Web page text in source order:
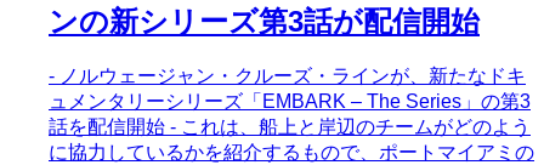
ンの新シリーズ第3話が配信開始
- ノルウェージャン・クルーズ・ラインが、新たなドキ
ュメンタリーシリーズ「EMBARK – The Series」の第3
話を配信開始 - これは、船上と岸辺のチームがどのよう
に協力しているかを紹介するもので、ポートマイアミの